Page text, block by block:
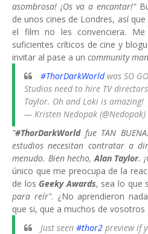
asombrosa! ¡Os va a encantar!"
de unos cines de Londres, así
el film no les convenciera.
suficientes críticos de cine y
invitar al pase a un community
#ThorDarkWorldwas SO
Studios need to hire TV
Taylor. Oh and Loki is amazing!
— Kristen Nedopak (@Nedopak)
"#ThorDarkWorldfue TAN
estudios necesitan contratar a
menudo. Bien hecho,Alan Taylor.
único que me preocupa de la
de los Geeky Awards, sea lo que
para reír". ¿No aprendieron
que si, que a muchos de vosotros
Just seen #thor2 preview if